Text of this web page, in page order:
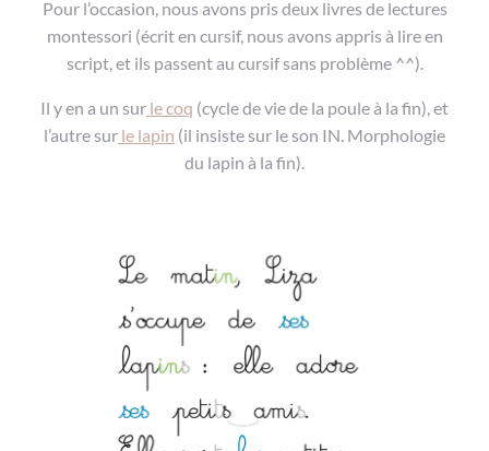
Pour l’occasion, nous avons pris deux livres de lectures
montessori (écrit en cursif, nous avons appris à lire en
script, et ils passent au cursif sans problème ^^).
Il y en a un sur le coq (cycle de vie de la poule à la fin), et
l’autre sur le lapin (il insiste sur le son IN. Morphologie
du lapin à la fin).